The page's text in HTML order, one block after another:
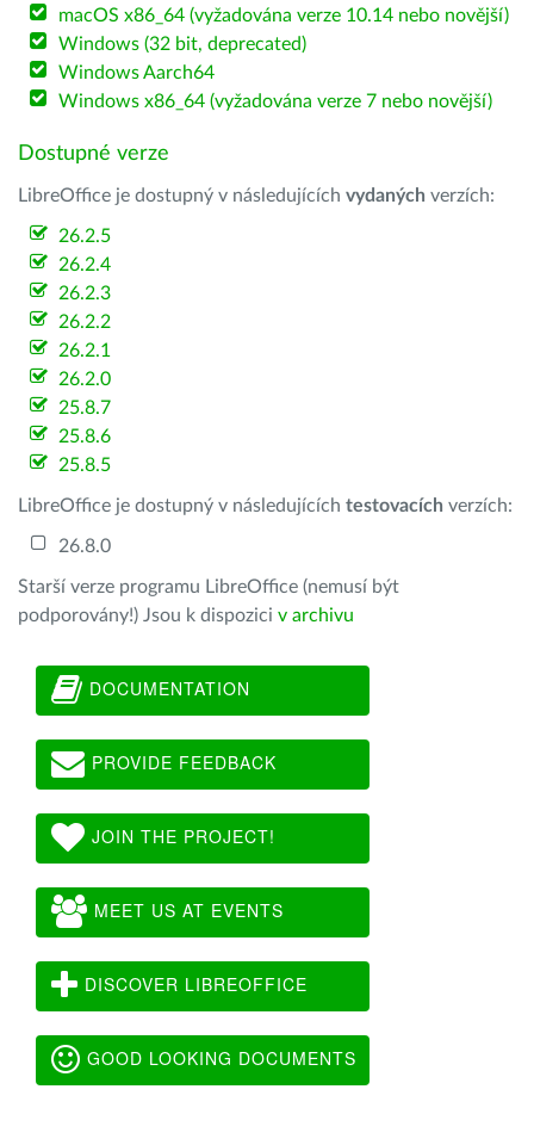
macOS x86_64 (vyžadována verze 10.14 nebo novější)
Windows (32 bit, deprecated)
Windows Aarch64
Windows x86_64 (vyžadována verze 7 nebo novější)
Dostupné verze
LibreOffice je dostupný v následujících vydaných verzích:
26.2.5
26.2.4
26.2.3
26.2.2
26.2.1
26.2.0
25.8.7
25.8.6
25.8.5
LibreOffice je dostupný v následujících testovacích verzích:
26.8.0
Starší verze programu LibreOffice (nemusí být
podporovány!) Jsou k dispozici v archivu
DOCUMENTATION
PROVIDE FEEDBACK
JOIN THE PROJECT!
MEET US AT EVENTS
DISCOVER LIBREOFFICE
GOOD LOOKING DOCUMENTS